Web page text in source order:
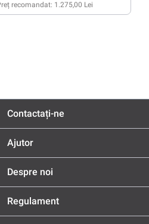
recomandat: 1.275,00 Lei
Contactați-ne
Ajutor
Despre noi
Regulament